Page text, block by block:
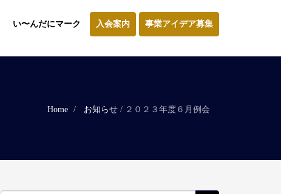
い〜んだにマーク 入会案内 事業アイデア募集
Home お知らせ / ２０２３年度６月例会